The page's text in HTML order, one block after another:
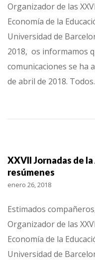
Organizador de las
Economía de la
Universidad de
2018, os informamos
comunicaciones se ha
de abril de 2018.
XXVII Jornadas de
resúmenes
enero 26, 2018
Estimados
Organizador de las
Economía de la
Universidad de